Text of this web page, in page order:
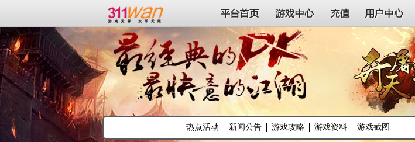
311wan平台 平台首页 游戏中心 充值 用户中心
热点活动 新闻公告 游戏攻略 游戏资料 游戏截图